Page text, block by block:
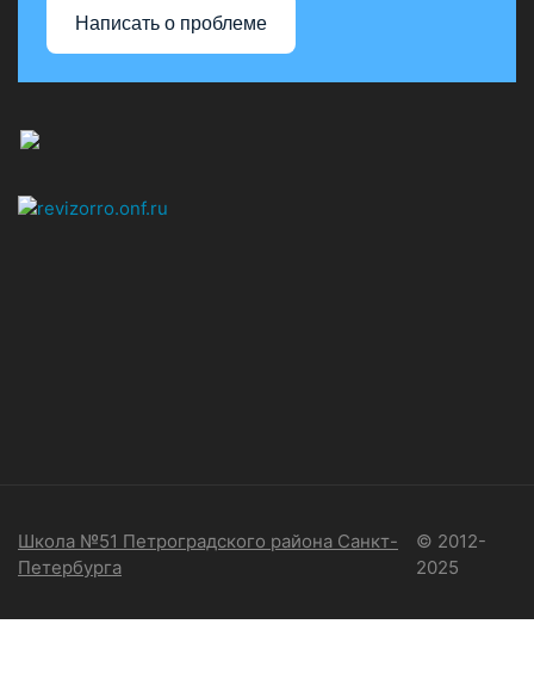
Написать о проблеме
Школа №51 Петроградского района Санкт-
Петербурга
© 2012-
2025